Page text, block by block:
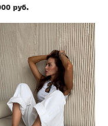
pуб.